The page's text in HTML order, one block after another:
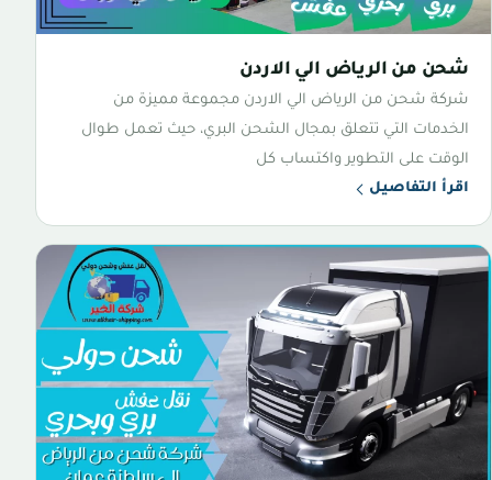
شحن من الرياض الي الاردن
شركة شحن من الرياض الي الاردن مجموعة مميزة من
الخدمات التي تتعلق بمجال الشحن البري، حيث تعمل طوال
الوقت على التطوير واكتساب كل
اقرأ التفاصيل